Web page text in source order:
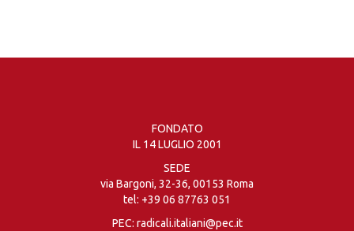
FONDATO
IL 14 LUGLIO 2001
SEDE
via Bargoni, 32-36, 00153 Roma
tel: +39 06 87763 051
PEC: radicali.italiani@pec.it